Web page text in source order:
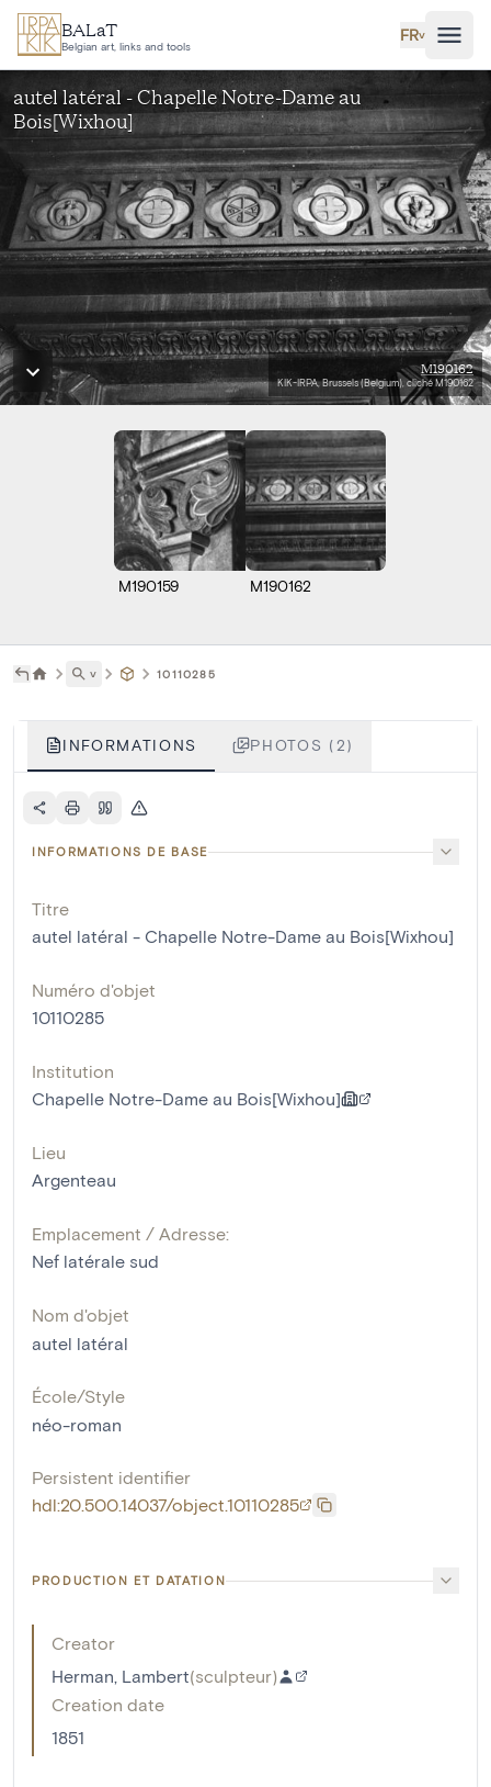
Aller au contenu principal
BALaT
Belgian art, links and tools
FR˅
autel latéral - Chapelle Notre-Dame au
Bois[Wixhou]
M190162
KIK-IRPA, Brussels (Belgium), cliché M190162
M190159 M190162
˅ 10110285
INFORMATIONS PHOTOS (2)
INFORMATIONS DE BASE
Titre
autel latéral - Chapelle Notre-Dame au Bois[Wixhou]
Numéro d'objet
10110285
Institution
Chapelle Notre-Dame au Bois[Wixhou]
Lieu
Argenteau
Emplacement / Adresse:
Nef latérale sud
Nom d'objet
autel latéral
École/Style
néo-roman
Persistent identifier
hdl:20.500.14037/object.10110285
PRODUCTION ET DATATION
Creator
Herman, Lambert(sculpteur)
Creation date
1851